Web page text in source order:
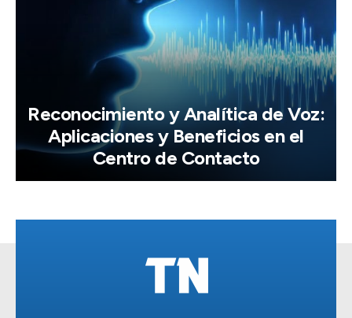
Reconocimiento y Analítica de Voz:
Aplicaciones y Beneficios en el
Centro de Contacto